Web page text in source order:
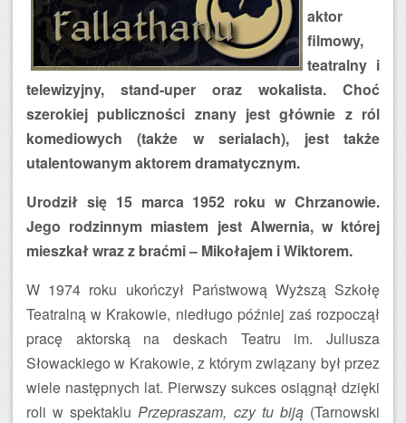
aktor
filmowy,
teatralny i
telewizyjny, stand-uper oraz wokalista. Choć
szerokiej publiczności znany jest głównie z ról
komediowych (także w serialach), jest także
utalentowanym aktorem dramatycznym.
Urodził się 15 marca 1952 roku w Chrzanowie.
Jego rodzinnym miastem jest Alwernia, w której
mieszkał wraz z braćmi – Mikołajem i Wiktorem.
W 1974 roku ukończył Państwową Wyższą Szkołę
Teatralną w Krakowie, niedługo później zaś rozpoczął
pracę aktorską na deskach Teatru im. Juliusza
Słowackiego w Krakowie, z którym związany był przez
wiele następnych lat. Pierwszy sukces osiągnął dzięki
roli w spektakluPrzepraszam, czy tu biją(Tarnowski